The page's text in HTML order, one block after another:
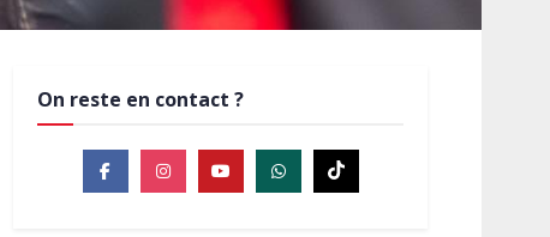
On reste en contact ?